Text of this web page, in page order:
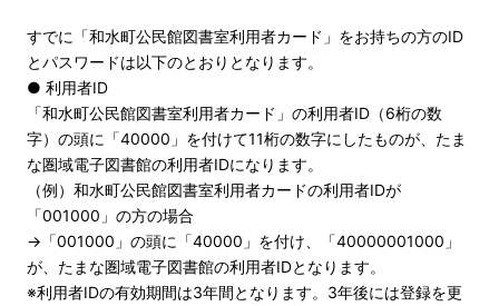
すでに「和水町公民館図書室利用者カード」をお持ちの方のID
とパスワードは以下のとおりとなります。
● 利用者ID
「和水町公民館図書室利用者カード」の利用者ID（6桁の数
字）の頭に「40000」を付けて11桁の数字にしたものが、たま
な圏域電子図書館の利用者IDになります。
（例）和水町公民館図書室利用者カードの利用者IDが
「001000」の方の場合
→「001000」の頭に「40000」を付け、「40000001000」
が、たまな圏域電子図書館の利用者IDとなります。
※利用者IDの有効期間は3年間となります。3年後には登録を更